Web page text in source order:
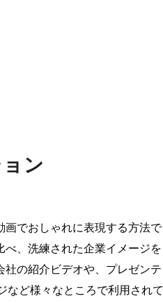
ン
画でおしゃれに表現する方法で
、洗練された企業イメージを
の紹介ビデオや、プレゼンテ
など様々なところで利用されて